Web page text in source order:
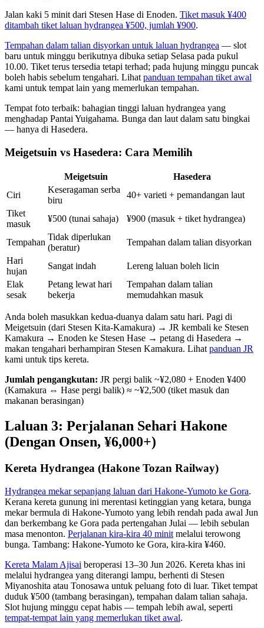
Jalan kaki 5 minit dari Stesen Hase di Enoden. Tiket masuk ¥400
ditambah tiket laluan hydrangea ¥500, jumlah ¥900.
Tempahan dalam talian disyorkan untuk laluan hydrangea — slot
baru untuk minggu berikutnya dibuka setiap Selasa pada pukul
10.00. Tiket terus tersedia tetapi terhad; pada hujung minggu puncak
boleh habis sebelum tengahari. Lihat panduan tempahan tiket awal
kami untuk tempat lain yang memerlukan tempahan.
Tempat foto terbaik: bahagian tinggi laluan hydrangea yang
menghadap Pantai Yuigahama. Bunga dan laut dalam satu bingkai
— hanya di Hasedera.
Meigetsuin vs Hasedera: Cara Memilih
Meigetsuin
Hasedera
Ciri
Keseragaman serba
biru
40+ varieti + pemandangan laut
Tiket
masuk
¥500 (tunai sahaja) ¥900 (masuk + tiket hydrangea)
Tempahan
Tidak diperlukan
(beratur)
Tempahan dalam talian disyorkan
Hari
hujan
Sangat indah
Lereng laluan boleh licin
Elak
sesak
Petang lewat hari
bekerja
Tempahan dalam talian
memudahkan masuk
Anda boleh masukkan kedua-duanya dalam satu hari. Pagi di
Meigetsuin (dari Stesen Kita-Kamakura) → JR kembali ke Stesen
Kamakura → Enoden ke Stesen Hase → petang di Hasedera →
makan tengahari berhampiran Stesen Kamakura. Lihat panduan JR
kami untuk tips kereta.
Jumlah pengangkutan: JR pergi balik ~¥2,080 + Enoden ¥400
(Kamakura ⇔ Hase pergi balik) ≈ ~¥2,500 (tiket masuk dan
makanan berasingan)
Laluan 3: Perjalanan Sehari Hakone
(Dengan Onsen, ¥6,000+)
Kereta Hydrangea (Hakone Tozan Railway)
Hydrangea mekar sepanjang laluan dari Hakone-Yumoto ke Gora.
Kerana kereta gunung ini merentasi ketinggian yang ketara, bunga
mekar bermula di Hakone-Yumoto yang lebih rendah pada awal Jun
dan berkembang ke Gora pada pertengahan Julai — lebih sebulan
masa menonton. Perjalanan kira-kira 40 minit melalui terowong
bunga. Tambang: Hakone-Yumoto ke Gora, kira-kira ¥460.
Kereta Malam Ajisai beroperasi 13–30 Jun 2026. Kereta khas ini
melalui hydrangea yang diterangi lampu, berhenti di Stesen
Miyanoshita atau Tonosawa untuk peluang foto di luar. Tiket tempat
duduk ¥500 (tambang berasingan), tempahan dalam talian sahaja.
Slot hujung minggu cepat habis — tempah lebih awal, seperti
tempat-tempat lain yang memerlukan tiket awal.